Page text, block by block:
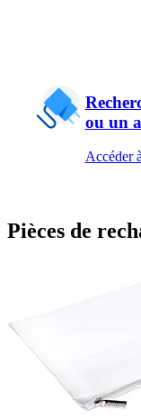
ou un
Accéder
Pièces de